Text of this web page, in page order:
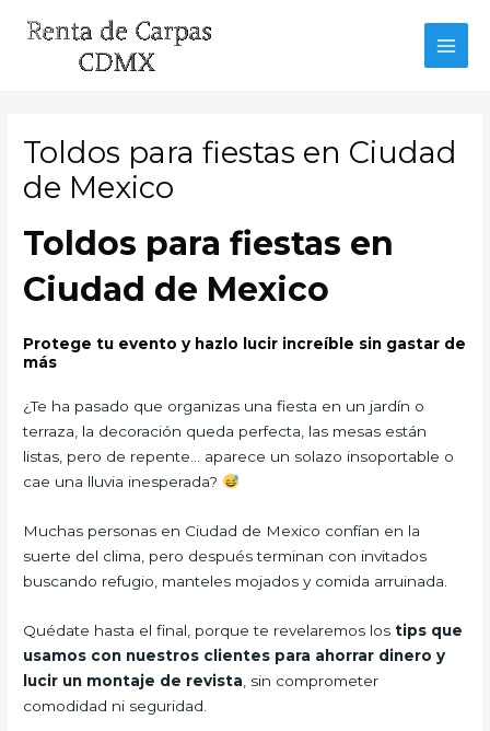
Toldos para fiestas en Ciudad
de Mexico
Toldos para fiestas en
Ciudad de Mexico
Protege tu evento y hazlo lucir increíble sin gastar de
más
¿Te ha pasado que organizas una fiesta en un jardín o
terraza, la decoración queda perfecta, las mesas están
listas, pero de repente… aparece un solazo insoportable o
cae una lluvia inesperada?
Muchas personas en Ciudad de Mexico confían en la
suerte del clima, pero después terminan con invitados
buscando refugio, manteles mojados y comida arruinada.
Quédate hasta el final, porque te revelaremos lostips que
usamos con nuestros clientes para ahorrar dinero y
lucir un montaje de revista , sin comprometer
comodidad ni seguridad.